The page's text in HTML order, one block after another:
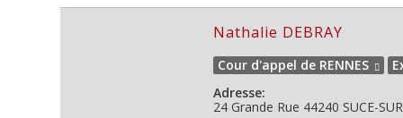
Nathalie DEBRAY
Cour d'appel de RENNES
Adresse:
24 Grande Rue 44240 SUCE-